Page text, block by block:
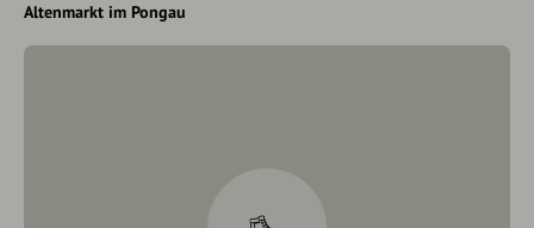
Altenmarkt im Pongau